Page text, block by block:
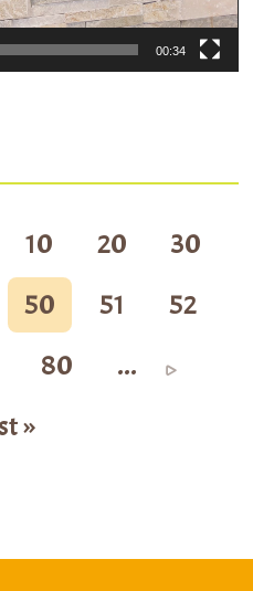
00:34
10 20
30
50 51
52
80
...
»